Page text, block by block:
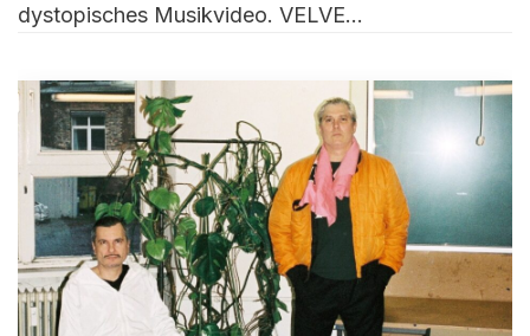
dystopisches Musikvideo. VELVE…